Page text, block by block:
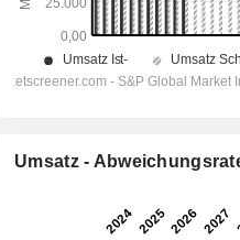
Umsatz -